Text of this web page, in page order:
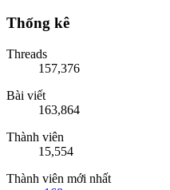
Thống kê
Threads
157,376
Bài viết
163,864
Thành viên
15,554
Thành viên mới nhất